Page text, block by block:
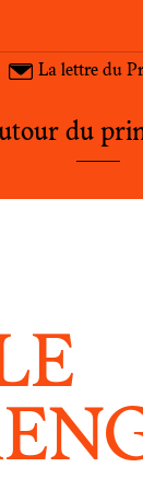
DES
La lettre du
du